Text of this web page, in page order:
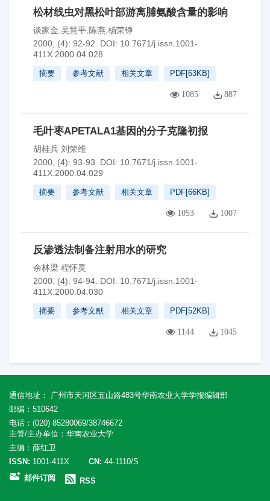
松材线虫对黑松叶部游离脯氨酸含量的影响
谈家金,吴慧平,陈燕,杨荣铮
2000, (4): 92-92.
DOI: 10.7671/j.issn.1001-
411X.2000.04.028
摘要 参考文献 相关文章 PDF[63KB]
1085 887
毛叶枣APETALA1基因的分子克隆初报
胡桂兵 刘荣维
2000, (4): 93-93.
DOI: 10.7671/j.issn.1001-
411X.2000.04.029
摘要 参考文献 相关文章 PDF[66KB]
1053 1007
反渗透法制备注射用水的研究
余林梁 程怀灵
2000, (4): 94-94. DOI: 10.7671/j.issn.1001-
411X.2000.04.030
摘要 参考文献 相关文章 PDF[52KB]
1144 1045
通信地址： 广州市天河区五山路483号华南农业大学学报编辑部
邮编：510642
电话：(020) 85280069/38746672
主管/主办单位：华南农业大学
主编：薛红卫
ISSN: 1001-411X CN: 44-1110/S
邮件订阅
RSS